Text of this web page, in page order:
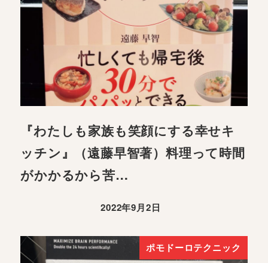
『わたしも家族も笑顔にする幸せキ
ッチン』（遠藤早智著）料理って時間
がかかるから苦…
2022年9月2日
ポモドーロテクニック